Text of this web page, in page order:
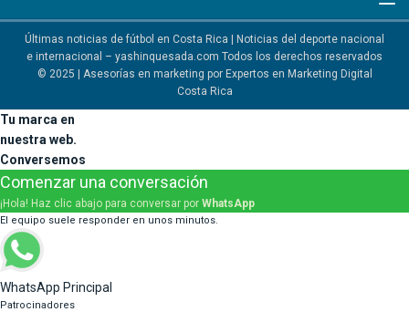
Últimas noticias de fútbol en Costa Rica | Noticias del deporte nacional
e internacional – yashinquesada.com Todos los derechos reservados
© 2025 | Asesorías en marketing por Expertos en Marketing Digital
Costa Rica
Tu marca en
nuestra web.
Conversemos
Comenzar una conversación
¡Hola! Haz clic abajo para conversar por WhatsApp
El equipo suele responder en unos minutos.
WhatsApp Principal
Patrocinadores